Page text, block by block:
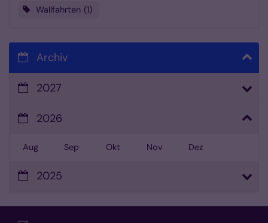
Wallfahrten 1
Archiv
2027
2026
Aug Sep Okt Nov Dez
2025